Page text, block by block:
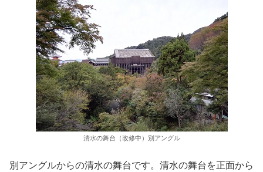
清水の舞台（改修中）別アングル
別アングルからの清水の舞台です。清水の舞台を正面から